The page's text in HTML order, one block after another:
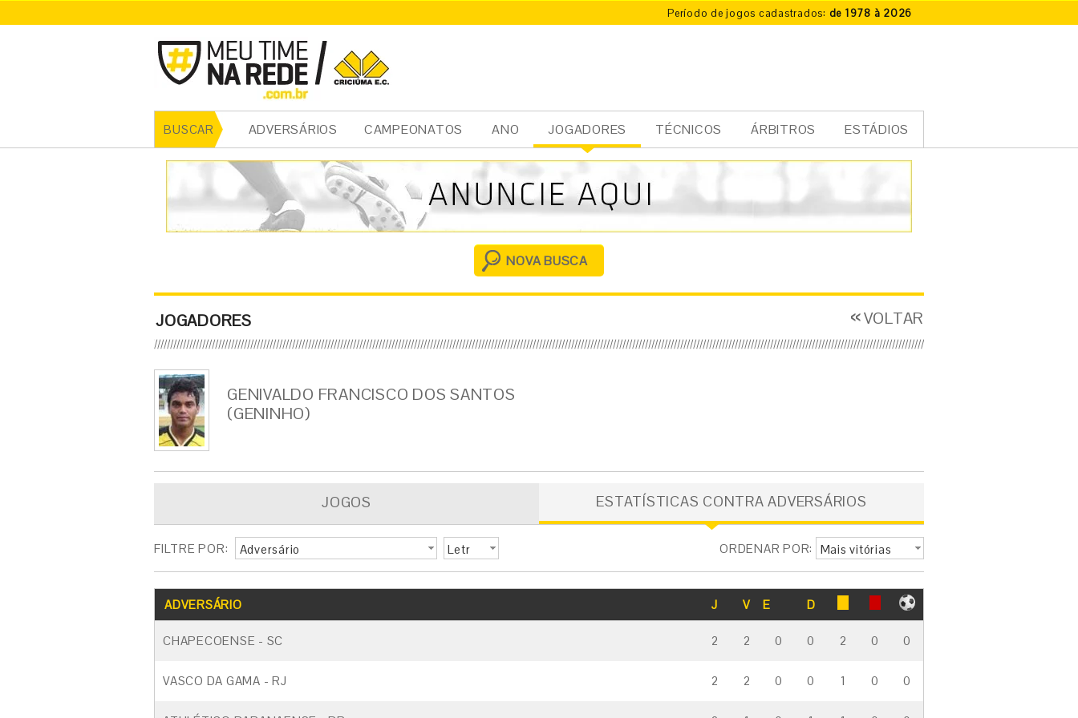
Período de jogos cadastrados: de 1978 à 2026
BUSCAR ADVERSÁRIOS CAMPEONATOS ANO JOGADORES TÉCNICOS ÁRBITROS ESTÁDIOS
cia
l
NOVA BUSCA
JOGADORES VOLTAR
GENIVALDO FRANCISCO DOS SANTOS
(GENINHO)
JOGOS ESTATÍSTICAS CONTRA ADVERSÁRIOS
FILTRE POR: Adversário
Letr
ORDENAR POR: Mais vitórias
ADVERSÁRIO J V E D
CHAPECOENSE - SC 2 2 0 0 2 0 0
VASCO DA GAMA - RJ 2 2 0 0 1 0 0